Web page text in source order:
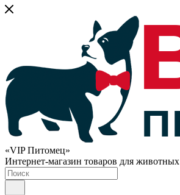
«VIP Питомец»
Интернет-магазин товаров для животных